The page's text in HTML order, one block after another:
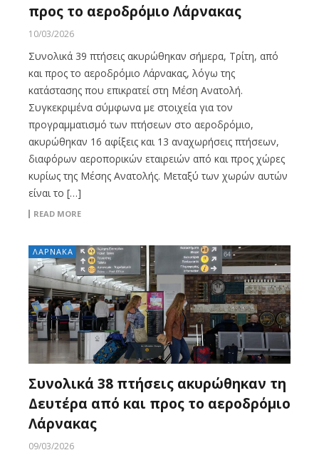
προς το αεροδρόμιο Λάρνακας
10/03/2026
Συνολικά 39 πτήσεις ακυρώθηκαν σήμερα, Τρίτη, από
και προς το αεροδρόμιο Λάρνακας, λόγω της
κατάστασης που επικρατεί στη Μέση Ανατολή.
Συγκεκριμένα σύμφωνα με στοιχεία για τον
προγραμματισμό των πτήσεων στο αεροδρόμιο,
ακυρώθηκαν 16 αφίξεις και 13 αναχωρήσεις πτήσεων,
διαφόρων αεροπορικών εταιρειών από και προς χώρες
κυρίως της Μέσης Ανατολής. Μεταξύ των χωρών αυτών
είναι το […]
READ MORE
ΛΑΡΝΑΚΑ
Συνολικά 38 πτήσεις ακυρώθηκαν τη
Δευτέρα από και προς το αεροδρόμιο
Λάρνακας
09/03/2026